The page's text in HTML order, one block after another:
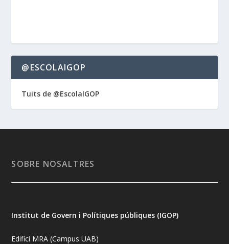
@ESCOLAIGOP
Tuits de @EscolaIGOP
SOBRE NOSALTRES
Institut de Govern i Polítiques públiques (IGOP)
Edifici MRA (Campus UAB)